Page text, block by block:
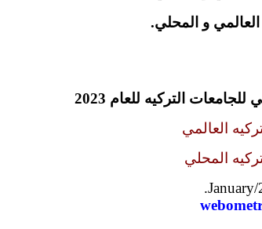
العالمي و المحلي.
التركيه للعام 2023
العالمي
المحلي